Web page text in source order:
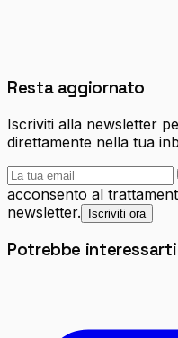
Resta aggiornato
Iscriviti alla newsletter
direttamente nella tua
acconsento al
newsletter.
Iscriviti ora
Potrebbe